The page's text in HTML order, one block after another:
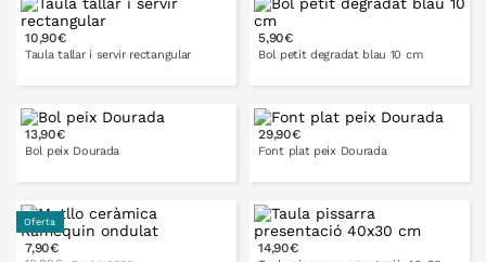
A LA CISTELLA A LA CISTELLA
10,90€
Taula tallar i servir rectangular
5,90€
Bol petit degradat blau 10 cm
13,90€
Bol peix Dourada
29,90€
Font plat peix Dourada
Oferta
7,90€ 14,90€